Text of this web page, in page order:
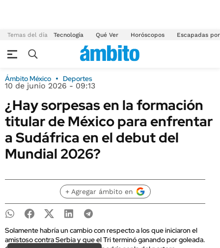
Temas del día Tecnología Qué Ver Horóscopos Escapadas
Ámbito México Deportes
10 de junio 2026 - 09:13
¿Hay sorpesas en la formación
titular de México para enfrentar
a Sudáfrica en el debut del
Mundial 2026?
+ Agregar ámbito en
Solamente habría un cambio con respecto a los que iniciaron el
amistoso contra Serbia y que el Tri terminó ganando por goleada.